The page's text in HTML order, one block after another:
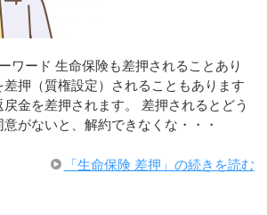
ワード 生命保険も差押されることあり
差押（質権設定）されることもあります
金を差押されます。 差押されるとどう
がないと、解約できなくな・・・
「生命保険 差押」の続きを読む